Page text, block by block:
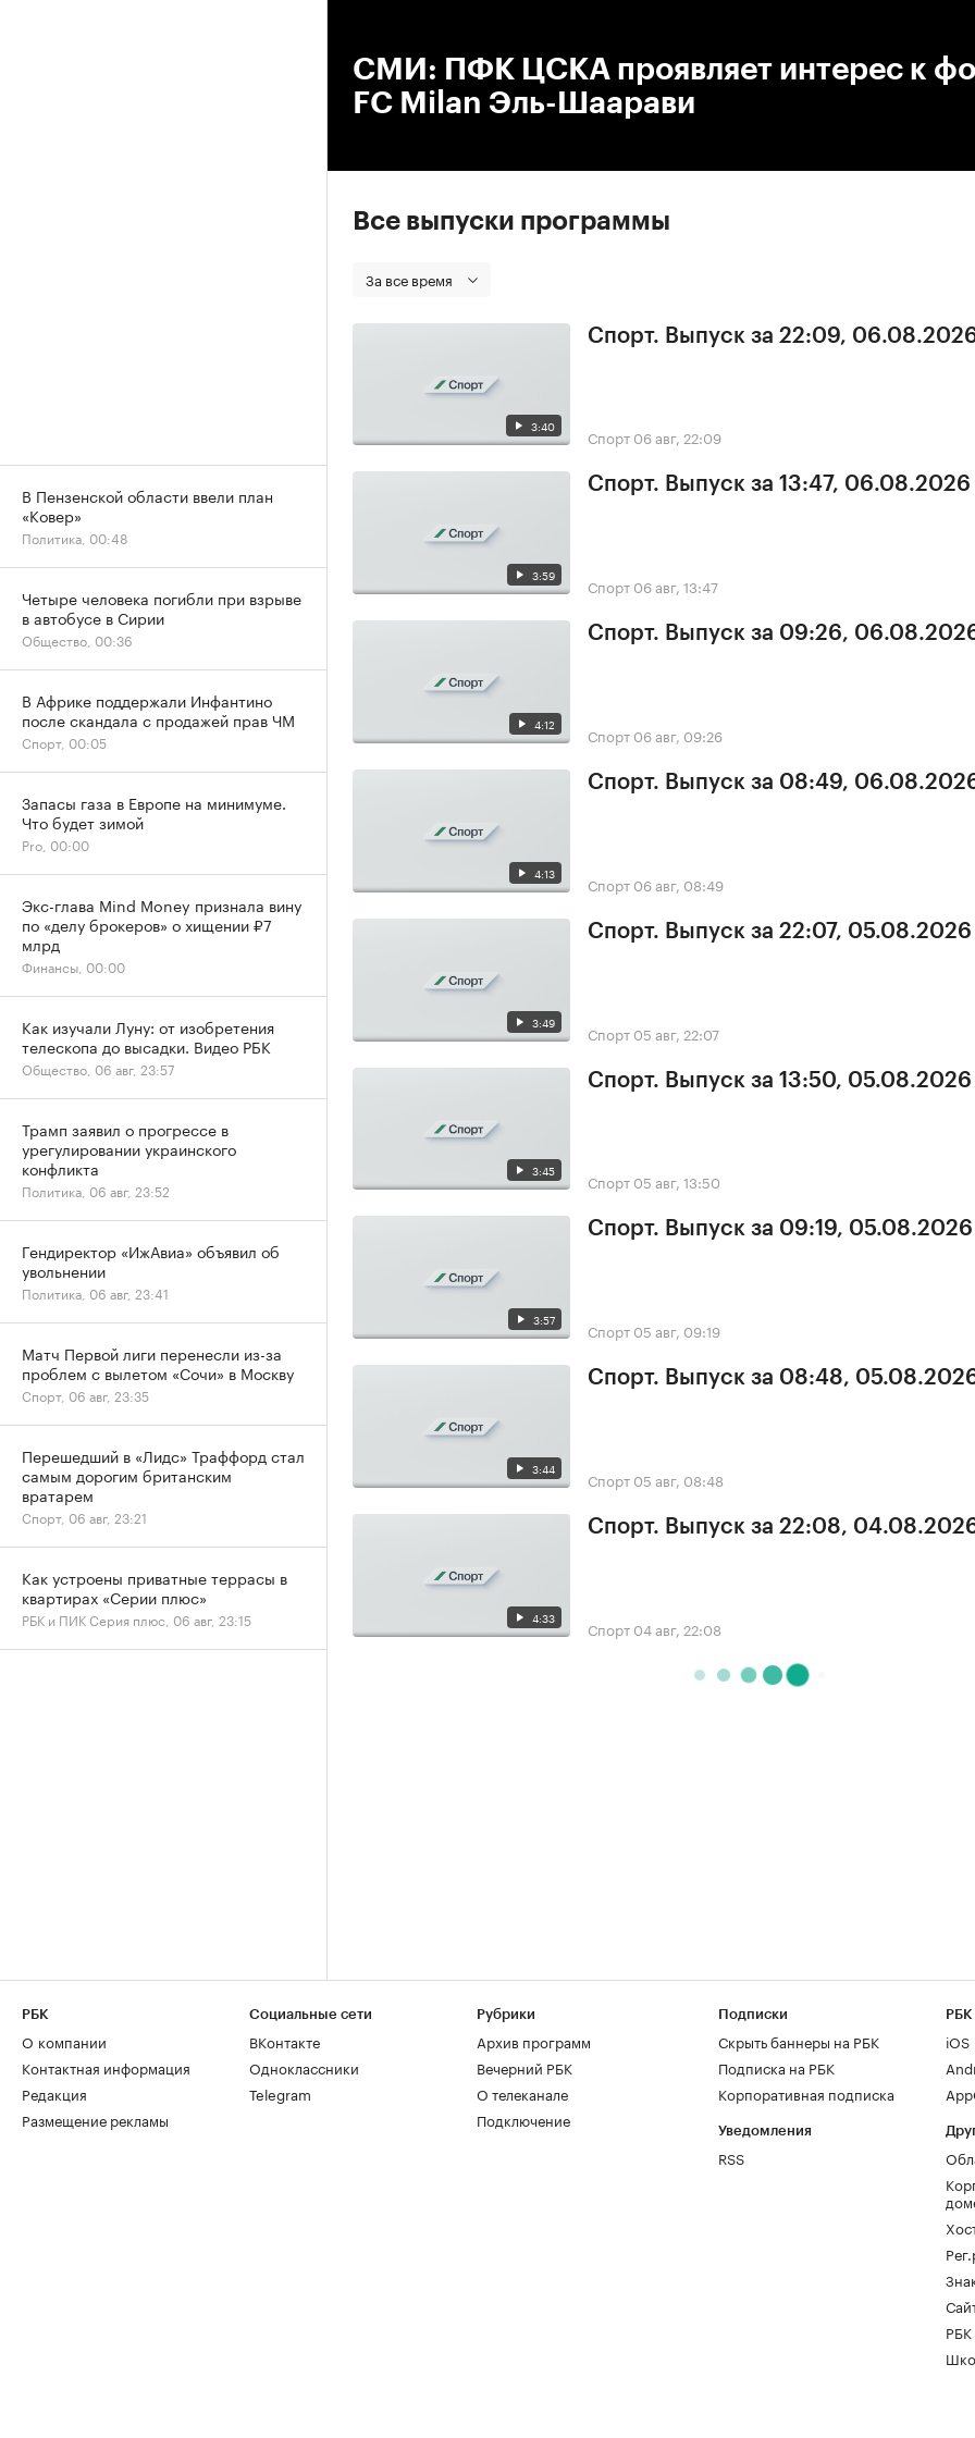
СМИ: ПФК ЦСКА проявляет интерес к
FC Milan Эль-Шаарави
Все выпуски программы
За все время
3:40
Спорт. Выпуск за 22:09,
Спорт 06 авг, 22:09
3:59
Спорт. Выпуск за 13:47, 06.08.2026
Спорт 06 авг, 13:47
4:12
Спорт. Выпуск за 09:26,
Спорт 06 авг, 09:26
4:13
Спорт. Выпуск за 08:49,
Спорт 06 авг, 08:49
3:49
Спорт. Выпуск за 22:07, 05.08.2026
Спорт 05 авг, 22:07
3:45
Спорт. Выпуск за 13:50, 05.08.2026
Спорт 05 авг, 13:50
3:57
Спорт. Выпуск за 09:19, 05.08.2026
Спорт 05 авг, 09:19
3:44
Спорт. Выпуск за 08:48,
Спорт 05 авг, 08:48
4:33
Спорт. Выпуск за 22:08,
Спорт 04 авг, 22:08
В Пензенской области ввели план
«Ковер»
Политика, 00:48
Четыре человека погибли при взрыве
в автобусе в Сирии
Общество, 00:36
В Африке поддержали Инфантино
после скандала с продажей прав ЧМ
Спорт, 00:05
Запасы газа в Европе на минимуме.
Что будет зимой
Pro, 00:00
Экс-глава Mind Money признала вину
по «делу брокеров» о хищении ₽7
млрд
Финансы, 00:00
Как изучали Луну: от изобретения
телескопа до высадки. Видео РБК
Общество, 06 авг, 23:57
Трамп заявил о прогрессе в
урегулировании украинского
конфликта
Политика, 06 авг, 23:52
Гендиректор «ИжАвиа» объявил об
увольнении
Политика, 06 авг, 23:41
Матч Первой лиги перенесли из-за
проблем с вылетом «Сочи» в Москву
Спорт, 06 авг, 23:35
Перешедший в «Лидс» Траффорд стал
самым дорогим британским
вратарем
Спорт, 06 авг, 23:21
Как устроены приватные террасы в
квартирах «Серии плюс»
РБК и ПИК Серия плюс, 06 авг, 23:15
РБК
О компании
Контактная информация
Редакция
Размещение рекламы
Социальные сети
ВКонтакте
Одноклассники
Telegram
Рубрики
Архив программ
Вечерний РБК
О телеканале
Подключение
Подписки
Скрыть баннеры на РБК
Подписка на РБК
Корпоративная подписка
Уведомления
RSS
РБК
iOS